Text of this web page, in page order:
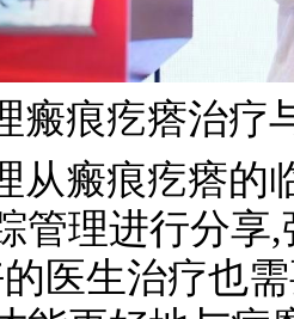
瘢痕疙瘩治疗
从瘢痕疙瘩的
管理进行分享
医生治疗也